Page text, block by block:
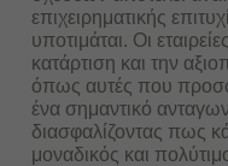
επιχειρηματικής
υποτιμάται. Οι
κατάρτιση και την
όπως αυτές που
ένα σημαντικό
διασφαλίζοντας πως
μοναδικός και